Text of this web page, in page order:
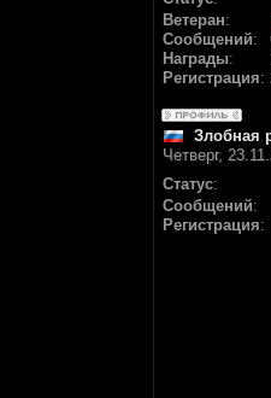
Ветеран:
Сообщений:
Награды:
Регистрация:
Злобная
Четверг,
Статус:
Сообщений:
Регистрация: